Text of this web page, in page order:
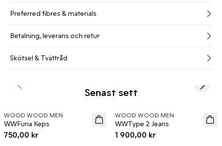
Preferred fibres & materials
Betalning, leverans och retur
Skötsel & Tvättråd
Senast sett
News
WOOD WOOD MEN
WWFuria Keps
750,00 kr
News
WOOD WOOD MEN
WWType 2 Jeans
1 900,00 kr
Previous slide Next